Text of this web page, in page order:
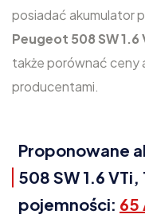
posiadać akumulator
Peugeot 508 SW 1.6
także porównać ceny
producentami.
Proponowane
508 SW 1.6
pojemności: 65